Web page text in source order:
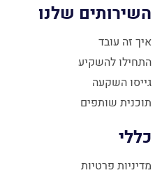
השירותים שלנו
איך זה עובד
התחילו להשקיע
גייסו השקעה
תוכנית שותפים
כללי
מדיניות פרטיות